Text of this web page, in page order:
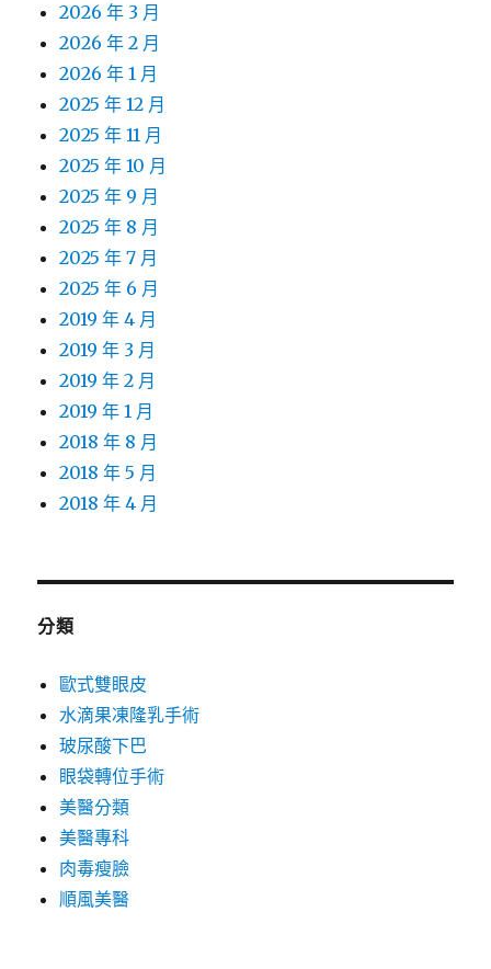
2026 年 3 月
2026 年 2 月
2026 年 1 月
2025 年 12 月
2025 年 11 月
2025 年 10 月
2025 年 9 月
2025 年 8 月
2025 年 7 月
2025 年 6 月
2019 年 4 月
2019 年 3 月
2019 年 2 月
2019 年 1 月
2018 年 8 月
2018 年 5 月
2018 年 4 月
分類
歐式雙眼皮
水滴果凍隆乳手術
玻尿酸下巴
眼袋轉位手術
美醫分類
美醫專科
肉毒瘦臉
順風美醫